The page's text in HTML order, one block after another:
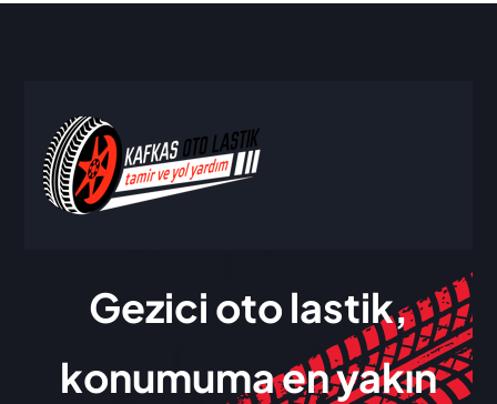
Gezici oto lastik,
konumuma en yakın